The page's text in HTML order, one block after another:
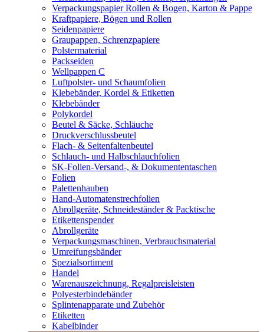
Verpackungspapier Rollen & Bogen, Karton & Pappe
Kraftpapiere, Bögen und Rollen
Seidenpapiere
Graupappen, Schrenzpapiere
Polstermaterial
Packseiden
Wellpappen C
Luftpolster- und Schaumfolien
Klebebänder, Kordel & Etiketten
Klebebänder
Polykordel
Beutel & Säcke, Schläuche
Druckverschlussbeutel
Flach- & Seitenfaltenbeutel
Schlauch- und Halbschlauchfolien
SK-Folien-Versand-, & Dokumententaschen
Folien
Palettenhauben
Hand-Automatenstrechfolien
Abrollgeräte, Schneideständer & Packtische
Etikettenspender
Abrollgeräte
Verpackungsmaschinen, Verbrauchsmaterial
Umreifungsbänder
Spezialsortiment
Handel
Warenauszeichnung, Regalpreisleisten
Polyesterbindebänder
Splintenapparate und Zubehör
Etiketten
Kabelbinder